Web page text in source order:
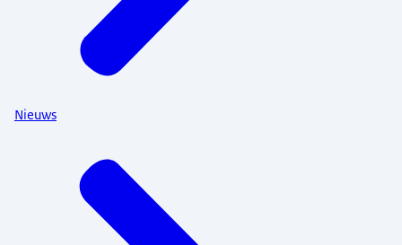
Nieuws